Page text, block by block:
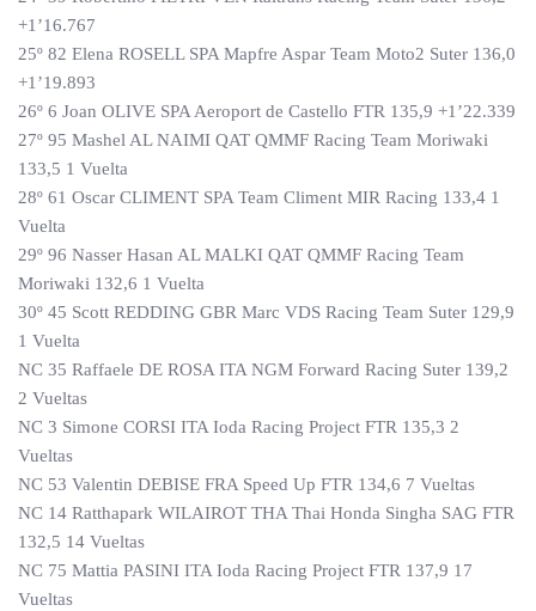
+1’16.767
25º 82 Elena ROSELL SPA Mapfre Aspar Team Moto2 Suter 136,0
+1’19.893
26º 6 Joan OLIVE SPA Aeroport de Castello FTR 135,9 +1’22.339
27º 95 Mashel AL NAIMI QAT QMMF Racing Team Moriwaki
133,5 1 Vuelta
28º 61 Oscar CLIMENT SPA Team Climent MIR Racing 133,4 1
Vuelta
29º 96 Nasser Hasan AL MALKI QAT QMMF Racing Team
Moriwaki 132,6 1 Vuelta
30º 45 Scott REDDING GBR Marc VDS Racing Team Suter 129,9
1 Vuelta
NC 35 Raffaele DE ROSA ITA NGM Forward Racing Suter 139,2
2 Vueltas
NC 3 Simone CORSI ITA Ioda Racing Project FTR 135,3 2
Vueltas
NC 53 Valentin DEBISE FRA Speed Up FTR 134,6 7 Vueltas
NC 14 Ratthapark WILAIROT THA Thai Honda Singha SAG FTR
132,5 14 Vueltas
NC 75 Mattia PASINI ITA Ioda Racing Project FTR 137,9 17
Vueltas